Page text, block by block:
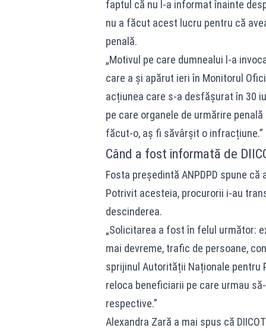
faptul că nu l-a informat înainte
nu a făcut acest lucru pentru că
penală.
„Motivul pe care dumnealui l-a
care a și apărut ieri în Monitorul
acțiunea care s-a desfășurat în 30
pe care organele de urmărire
făcut-o, aș fi săvârșit o infracțiune.”
Când a fost informată de
Fosta președintă ANPDPD spune
Potrivit acesteia, procurorii i-au
descinderea.
„Solicitarea a fost în felul următor:
mai devreme, trafic de persoane,
sprijinul Autorității Naționale pentru
reloca beneficiarii pe care urmau
respective.”
Alexandra Zară a mai spus că